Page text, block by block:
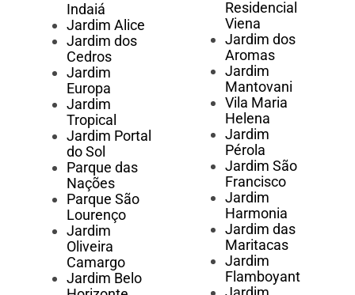
Indaiá
Jardim Alice
Jardim dos
Cedros
Jardim
Europa
Jardim
Tropical
Jardim Portal
do Sol
Parque das
Nações
Parque São
Lourenço
Jardim
Oliveira
Camargo
Jardim Belo
Residencial
Viena
Jardim dos
Aromas
Jardim
Mantovani
Vila Maria
Helena
Jardim
Pérola
Jardim São
Francisco
Jardim
Harmonia
Jardim das
Maritacas
Jardim
Flamboyant